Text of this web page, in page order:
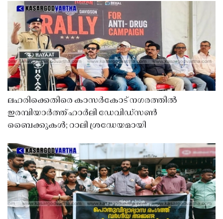
ലഹരിക്കെതിരെ കാസർകോട് നഗരത്തിൽ
ഇരമ്പിയാർത്ത് ഹാർലി ഡേവിഡ്‌സൺ
ബൈക്കുകൾ; റാലി ശ്രദ്ധേയമായി